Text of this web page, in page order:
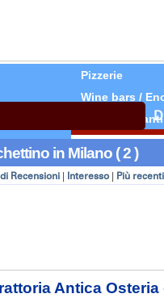
Pizzerie
Wine bars /
Tutti Ristoranti
in Milano ( 2 )
Recensioni Interesso Più recenti
Antica